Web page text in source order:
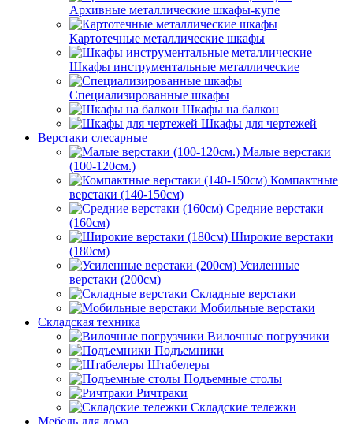
Архивные металлические шкафы-купе
Картотечные металлические шкафы
Шкафы инструментальные металлические
Специализированные шкафы
Шкафы на балкон
Шкафы для чертежей
Верстаки слесарные
Малые верстаки
(100-120см.)
Компактные
верстаки (140-150см)
Средние верстаки
(160см)
Широкие верстаки
(180см)
Усиленные
верстаки (200см)
Складные верстаки
Мобильные верстаки
Складская техника
Вилочные погрузчики
Подъемники
Штабелеры
Подъемные столы
Ричтраки
Складские тележки
Мебель для дома